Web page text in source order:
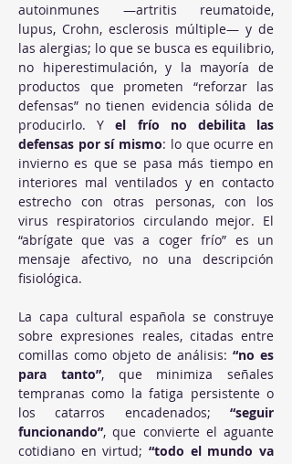
autoinmunes —artritis reumatoide,
lupus, Crohn, esclerosis múltiple— y de
las alergias; lo que se busca es equilibrio,
no hiperestimulación, y la mayoría de
productos que prometen “reforzar las
defensas” no tienen evidencia sólida de
producirlo. Y el frío no debilita las
defensas por sí mismo: lo que ocurre en
invierno es que se pasa más tiempo en
interiores mal ventilados y en contacto
estrecho con otras personas, con los
virus respiratorios circulando mejor. El
“abrígate que vas a coger frío” es un
mensaje afectivo, no una descripción
fisiológica.
La capa cultural española se construye
sobre expresiones reales, citadas entre
comillas como objeto de análisis: “no es
para tanto”, que minimiza señales
tempranas como la fatiga persistente o
los catarros encadenados; “seguir
funcionando”, que convierte el aguante
cotidiano en virtud; “todo el mundo va